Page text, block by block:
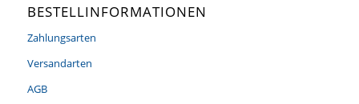
BESTELLINFORMATIONEN
Zahlungsarten
Versandarten
AGB